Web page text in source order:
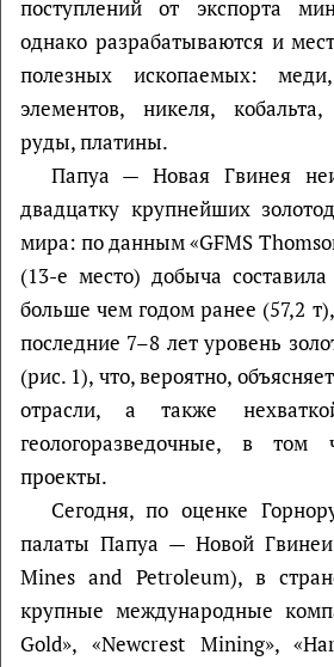
поступлений от экспорта
однако разрабатываются и
полезных ископаемых:
элементов, никеля,
руды, платины.
Папуа — Новая Гвинея
двадцатку крупнейших
мира: по данным «GFMS
(13-е место) добыча
больше чем годом ранее (57,2
последние 7–8 лет уровень
(рис. 1), что, вероятно,
отрасли, а также
геологоразведочные, в том
проекты.
Сегодня, по оценке
палаты Папуа — Новой
Mines and Petroleum), в
крупные международные
Gold», «Newcrest Mining»,